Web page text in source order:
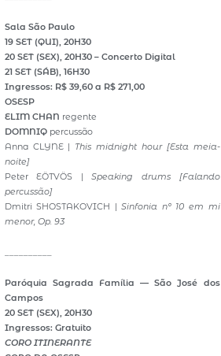
Sala São Paulo
19 SET (QUI), 20H30
20 SET (SEX), 20H30 – Concerto Digital
21 SET (SÁB), 16H30
Ingressos: R$ 39,60 a R$ 271,00
OSESP
ELIM CHAN regente
DOMNIQ percussão
Anna CLYNE | This midnight hour[Esta meia-
noite]
Peter EÖTVÖS |Speaking drums
[Falando
percussão]
Dmitri SHOSTAKOVICH |Sinfonia nº 10 em mi
menor, Op. 93
Paróquia Sagrada Família — São José dos
Campos
20 SET (SEX), 20H30
Ingressos: Gratuito
CORO ITINERANTE